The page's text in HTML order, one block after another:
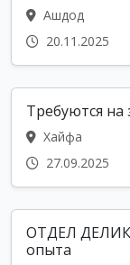
Ашдод
20.11.2025
Требуются на
Хайфа
27.09.2025
ОТДЕЛ
опыта